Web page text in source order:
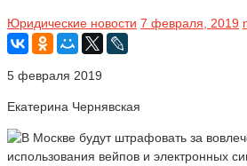
Юридические новости 7 февраля, 2019
5 февраля 2019
Екатерина Чернявская